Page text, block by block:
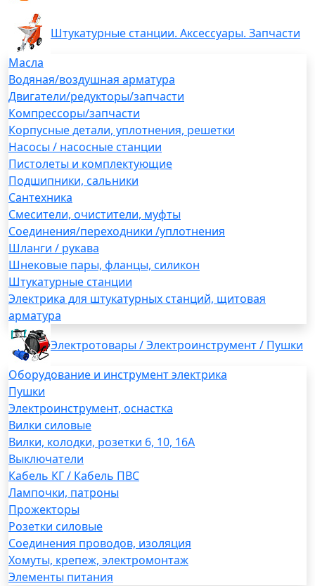
Штукатурные станции. Аксессуары. Запчасти
Масла
Водяная/воздушная арматура
Двигатели/редукторы/запчасти
Компрессоры/запчасти
Корпусные детали, уплотнения, решетки
Насосы / насосные станции
Пистолеты и комплектующие
Подшипники, сальники
Сантехника
Смесители, очистители, муфты
Соединения/переходники /уплотнения
Шланги / рукава
Шнековые пары, фланцы, силикон
Штукатурные станции
Электрика для штукатурных станций, щитовая
арматура
Электротовары / Электроинструмент / Пушки
Оборудование и инструмент электрика
Пушки
Электроинструмент, оснастка
Вилки силовые
Вилки, колодки, розетки 6, 10, 16А
Выключатели
Кабель КГ / Кабель ПВС
Лампочки, патроны
Прожекторы
Розетки силовые
Соединения проводов, изоляция
Хомуты, крепеж, электромонтаж
Элементы питания